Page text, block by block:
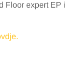
Floor expert EP i